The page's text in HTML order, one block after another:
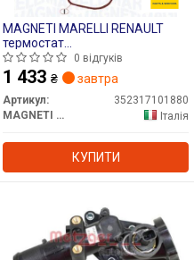
MAGNETI MARELLI RENAULT
термостат
Movano,Vivaro,Master,Trafic
II,Laguna 2.2/2.5dCi 01-
0 відгуків
1 433 ₴ завтра
Артикул:
352317101880
MAGNETI MARELLI
Італія
КУПИТИ